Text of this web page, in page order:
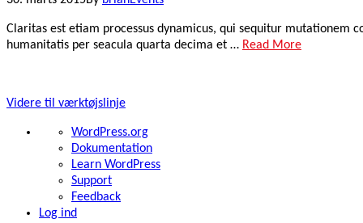
Claritas est etiam processus dynamicus, qui sequitur
humanitatis per seacula quarta decima et … Read More
Videre til værktøjslinje
WordPress
WordPress.org
Dokumentation
Learn WordPress
Support
Feedback
Log ind